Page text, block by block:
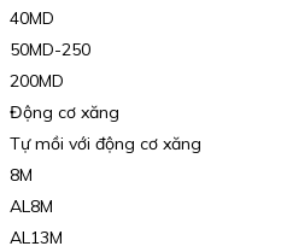
40MD
50MD-250
200MD
Động cơ xăng
Tự mồi với động cơ xăng
8M
AL8M
AL13M